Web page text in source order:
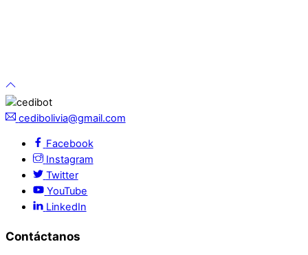
cedibolivia@gmail.com
Facebook
Instagram
Twitter
YouTube
LinkedIn
Contáctanos